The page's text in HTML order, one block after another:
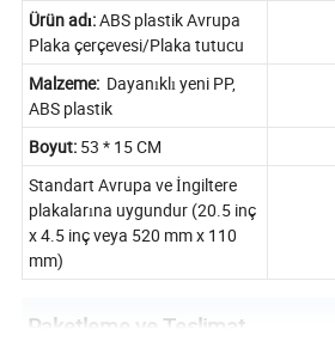
Ürün adı:ABS plastik Avrupa
Plaka çerçevesi/Plaka tutucu
Malzeme: Dayanıklı yeni PP,
ABS plastik
Boyut: 53 * 15 CM
Standart Avrupa ve İngiltere
plakalarına uygundur (20.5 inç
x 4.5 inç veya 520 mm x 110
mm)
Paketleme ve Teslimat